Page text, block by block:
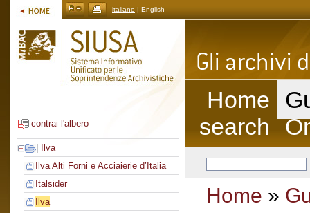
italiano | English
contrai l'albero
Ilva
Ilva Alti Forni e Acciaierie d’Italia
Italsider
Ilva
Home
search
Home »